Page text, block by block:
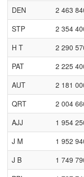
DEN 2 463
STP 2 354
H T 2 290
PAT 2 225
AUT 2 181
QRT 2 004
AJJ 1 954
J M 1 952
J B 1 749